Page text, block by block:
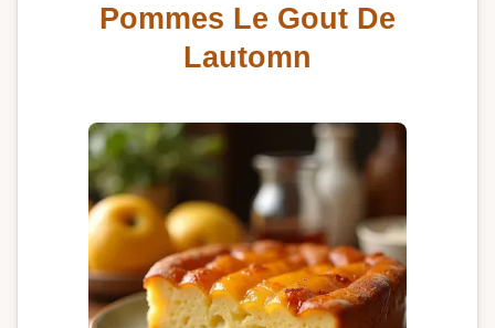
Pommes Le Gout De
Lautomn